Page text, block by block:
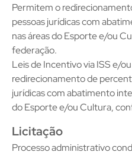
Permitem o
pessoas jurídicas com
nas áreas do Esporte e/ou
federação.
Leis de Incentivo via ISS e/
redirecionamento de
jurídicas com abatimento
do Esporte e/ou Cultura,
Licitação
Processo administrativo